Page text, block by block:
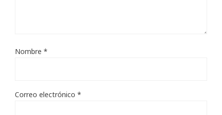
Nombre *
Correo electrónico *